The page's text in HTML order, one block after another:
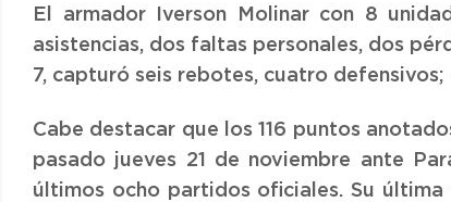
El armador Iverson Molinar con 8
asistencias, dos faltas personales, dos
7, capturó seis rebotes, cuatro
Cabe destacar que los 116 puntos
pasado jueves 21 de noviembre ante
últimos ocho partidos oficiales. Su